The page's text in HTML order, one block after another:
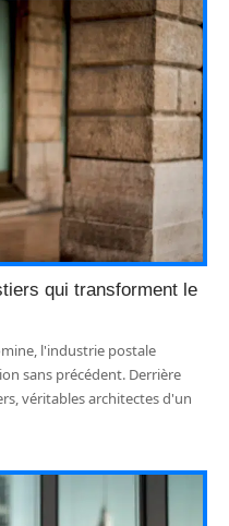
qui transforment le
l'industrie postale
sans précédent. Derrière
véritables architectes d'un